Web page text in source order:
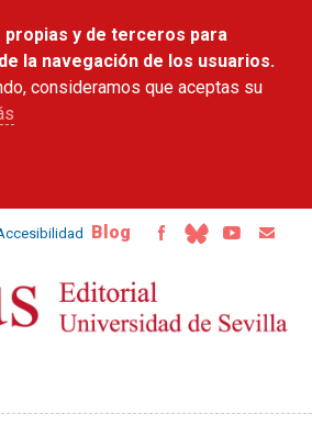
contenido
principal
y de terceros para
la navegación de los usuarios.
consideramos que aceptas su
Blog